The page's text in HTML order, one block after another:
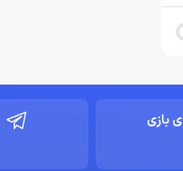
بازی